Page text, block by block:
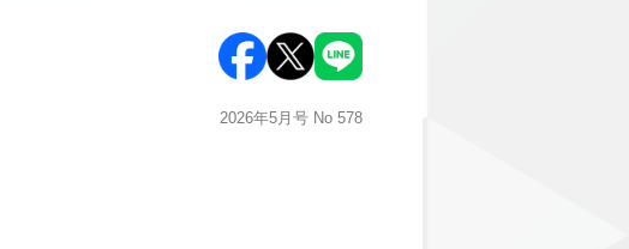
2026年5月号 No 578